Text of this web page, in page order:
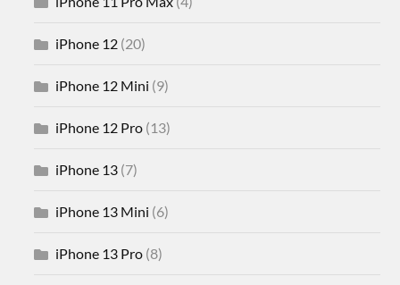
iPhone 12 (20)
iPhone 12 Mini (9)
iPhone 12 Pro (13)
iPhone 13 (7)
iPhone 13 Mini (6)
iPhone 13 Pro (8)